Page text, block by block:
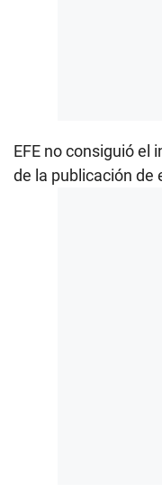
EFE no consiguió
de la publicación de